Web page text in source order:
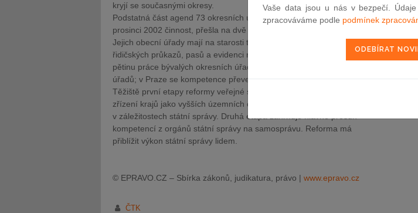
kryjí se současnými okresy.
Podstatná část agend 73 okresních úřadů, které ukončily k 31.
prosinci 2002 činnost, přešla na dvě stovky pověřených obcí.
Jejich obecní úřady mají na starosti třeba vydávání občanských a
řidičských průkazů, pasů a evidenci motorových vozidel. Zhruba
pětinu práce bývalých okresních úřadů převzalo 13 krajských
úřadů; v Praze se kompetence převedly loni.
Těžiště první etapy reformy veřejné správy spočívalo ve
zřízení krajů jako vyšších územních celků s přenesenou působností
v záležitostech státní správy. Druhá etapa zahrnuje hlavně přesun
kompetencí z orgánů státní správy na samosprávu. Reforma má
přiblížit výkon státní správy lidem.
© EPRAVO.CZ – Sbírka zákonů, judikatura, právo | www.epravo.cz
ČTK
Vaše data jsou u nás v bezpečí.
zpracováváme podle podmínek